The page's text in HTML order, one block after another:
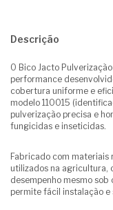
Descrição
O Bico Jacto
performance
cobertura uniforme e
modelo 110015
pulverização precisa e
fungicidas e inseticidas.
Fabricado com materiais
utilizados na agricultura,
desempenho mesmo
permite fácil instalação e